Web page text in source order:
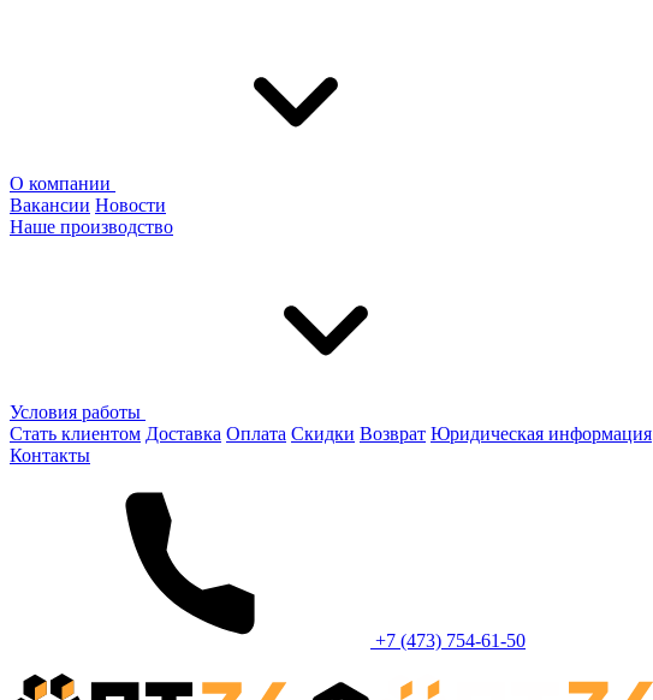
О компании
Вакансии Новости
Наше производство
Условия работы
Стать клиентом Доставка Оплата Скидки Возврат Юридическая информация
Контакты
+7 (473) 754-61-50